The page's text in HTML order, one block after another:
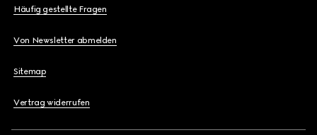
Häufig gestellte Fragen
Von Newsletter abmelden
Sitemap
Vertrag widerrufen